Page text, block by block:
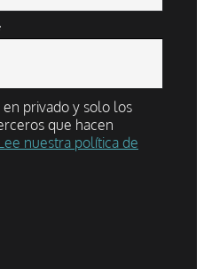
privado y solo los
que hacen
nuestra política de